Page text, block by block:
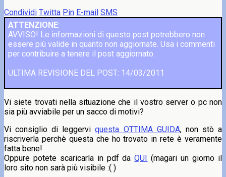
Condividi Twitta Pin E-mail SMS
ATTENZIONE:
AVVISO! Le informazioni di questo post potrebbero non
essere più valide in quanto non aggiornate. Usa i commenti
per contribuire a tenere il post aggiornato.
ULTIMA REVISIONE DEL POST: 14/03/2011
Vi siete trovati nella situazione che il vostro server o pc non
sia più avviabile per un sacco di motivi?
Vi consiglio di leggerviquesta OTTIMA GUIDA, non stò a
riscriverla perchè questa che ho trovato in rete è veramente
fatta bene!
Oppure potete scaricarla in pdf daQUI (magari un giorno il
loro sito non sarà più visibile :( )